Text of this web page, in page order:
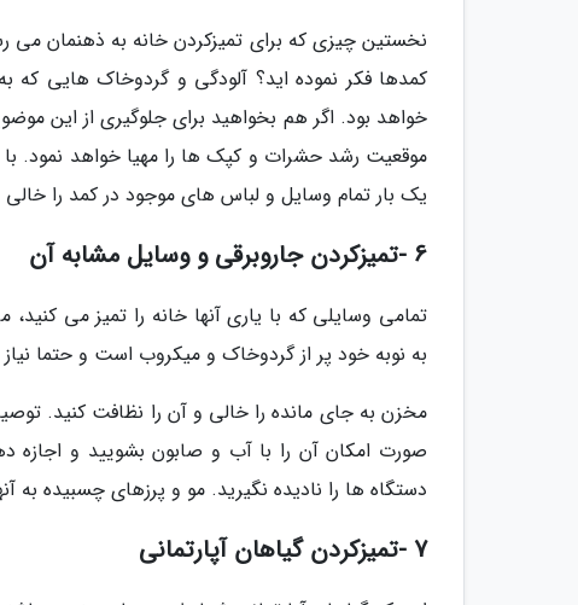
نخستین چیزی که برای تمیزکردن خانه به ذهنمان
کمدها فکر نموده اید؟ آلودگی و گردوخاک هایی که
خواهد بود. اگر هم بخواهید برای جلوگیری از این
موقعیت رشد حشرات و کپک ها را مهیا خواهد نمود.
یک بار تمام وسایل و لباس های موجود در کمد را
6 -تمیزکردن جاروبرقی و وسایل مشابه آن
تمامی وسایلی که با یاری آنها خانه را تمیز می
به نوبه خود پر از گردوخاک و میکروب است و حتما
مخزن به جای مانده را خالی و آن را نظافت کنید.
صورت امکان آن را با آب و صابون بشویید و
دستگاه ها را نادیده نگیرید. مو و پرزهای چسبیده به
7 -تمیزکردن گیاهان آپارتمانی